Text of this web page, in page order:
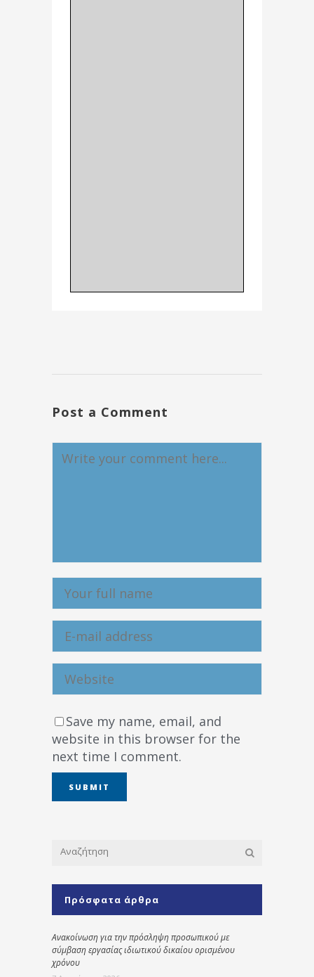
Post a Comment
Save my name, email, and
website in this browser for the
next time I comment.
Πρόσφατα άρθρα
Ανακοίνωση για την πρόσληψη προσωπικού με
σύμβαση εργασίας ιδιωτικού δικαίου ορισμένου
χρόνου